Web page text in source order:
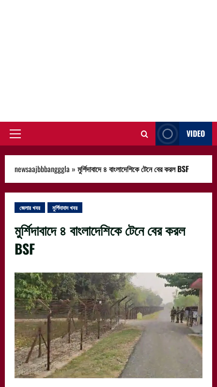
Primary
VIDEO
newsaajbbbangggla » মুর্শিদাবাদে ৪ বাংলাদেশিকে টেনে বের করল BSF
জেলার খবর মুর্শিদাবাদ খবর
মুর্শিদাবাদে ৪ বাংলাদেশিকে টেনে বের করল
BSF